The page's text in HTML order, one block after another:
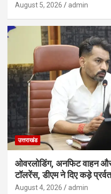
August 5, 2026 admin
उत्तराखंड
ओवरलोडिंग, अनफिट वाहन
टॉलरेंस, डीएम ने दिए कड़े
August 4, 2026 admin